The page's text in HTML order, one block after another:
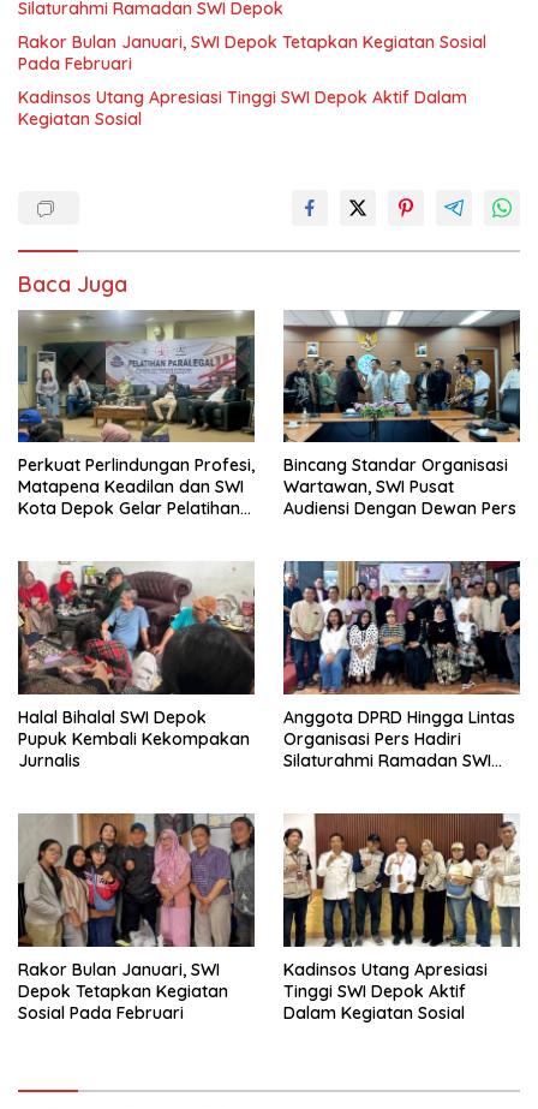
Silaturahmi Ramadan SWI Depok
Rakor Bulan Januari, SWI Depok Tetapkan Kegiatan Sosial
Pada Februari
Kadinsos Utang Apresiasi Tinggi SWI Depok Aktif Dalam
Kegiatan Sosial
Baca Juga
Perkuat Perlindungan Profesi,
Matapena Keadilan dan SWI
Kota Depok Gelar Pelatihan
Bincang Standar Organisasi
Wartawan, SWI Pusat
Audiensi Dengan Dewan Pers
Halal Bihalal SWI Depok
Pupuk Kembali Kekompakan
Jurnalis
Anggota DPRD Hingga Lintas
Organisasi Pers Hadiri
Silaturahmi Ramadan SWI
Rakor Bulan Januari, SWI
Depok Tetapkan Kegiatan
Sosial Pada Februari
Kadinsos Utang Apresiasi
Tinggi SWI Depok Aktif
Dalam Kegiatan Sosial